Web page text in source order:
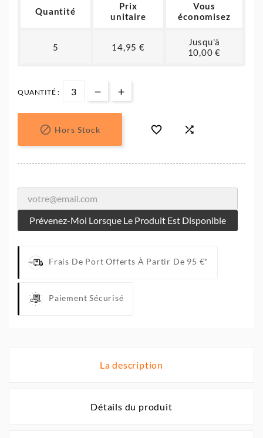
Quantité
Prix
unitaire
Vous
économisez
5 14,95 €
Jusqu'à
10,00 €
QUANTITÉ :
 Hors Stock  
Prévenez-Moi Lorsque Le Produit Est Disponible
Frais De Port Offerts À Partir De 95 €*
Paiement Sécurisé
La description
Détails du produit